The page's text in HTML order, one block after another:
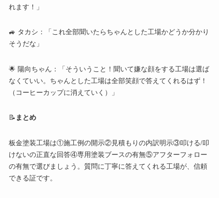
れます！」
🚙 タカシ：「これ全部聞いたらちゃんとした工場かどうか分かり
そうだな」
🌟 陽向ちゃん：「そういうこと！聞いて嫌な顔をする工場は選ば
なくていい。ちゃんとした工場は全部笑顔で答えてくれるはず！
（コーヒーカップに消えていく）」
📝 まとめ
板金塗装工場は①施工例の開示②見積もりの内訳明示③叩ける/叩
けないの正直な回答④専用塗装ブースの有無⑤アフターフォロー
の有無で選びましょう。質問に丁寧に答えてくれる工場が、信頼
できる証です。